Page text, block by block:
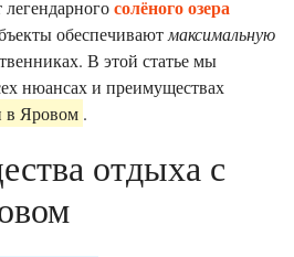
солёного озера
обеспечивают максимальную
В этой статье мы
нюансах и преимуществах
в Яровом .
отдыха с